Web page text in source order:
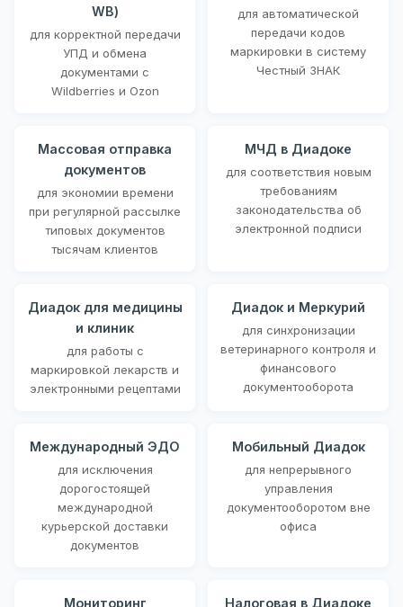
WB)
для корректной передачи
УПД и обмена
документами с
Wildberries и Ozon
для автоматической
передачи кодов
маркировки в систему
Честный ЗНАК
Массовая отправка
документов
для экономии времени
при регулярной рассылке
типовых документов
тысячам клиентов
МЧД в Диадоке
для соответствия новым
требованиям
законодательства об
электронной подписи
Диадок для медицины
и клиник
для работы с
маркировкой лекарств и
электронными рецептами
Диадок и Меркурий
для синхронизации
ветеринарного контроля и
финансового
документооборота
Международный ЭДО
для исключения
дорогостоящей
международной
курьерской доставки
документов
Мобильный Диадок
для непрерывного
управления
документооборотом вне
офиса
Мониторинг
Налоговая в Диадоке